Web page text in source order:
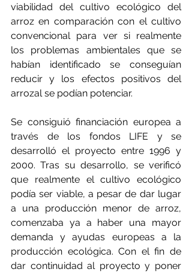
viabilidad del cultivo ecológico del
arroz en comparación con el cultivo
convencional para ver si realmente
los problemas ambientales que se
habían identificado se conseguían
reducir y los efectos positivos del
arrozal se podían potenciar.
Se consiguió financiación europea a
través de los fondos LIFE y se
desarrolló el proyecto entre 1996 y
2000. Tras su desarrollo, se verificó
que realmente el cultivo ecológico
podía ser viable, a pesar de dar lugar
a una producción menor de arroz,
comenzaba ya a haber una mayor
demanda y ayudas europeas a la
producción ecológica. Con el fin de
dar continuidad al proyecto y poner